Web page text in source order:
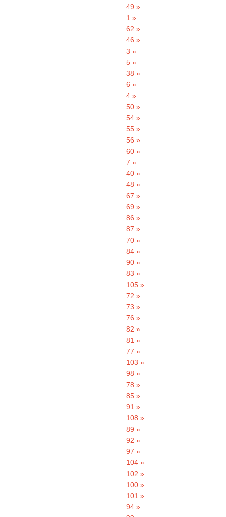
49 »
1 »
62 »
46 »
3 »
5 »
38 »
6 »
4 »
50 »
54 »
55 »
56 »
60 »
7 »
40 »
48 »
67 »
69 »
86 »
87 »
70 »
84 »
90 »
83 »
105 »
72 »
73 »
76 »
82 »
81 »
77 »
103 »
98 »
78 »
85 »
91 »
108 »
89 »
92 »
97 »
104 »
102 »
100 »
101 »
94 »